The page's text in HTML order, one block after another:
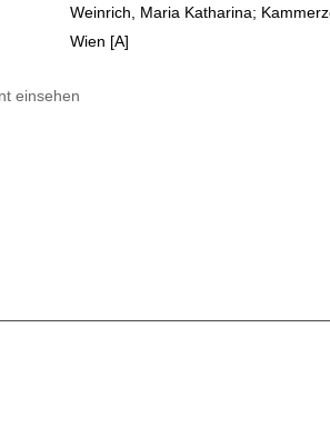
Weinrich, Maria Katharina;
Wien [A]
einsehen